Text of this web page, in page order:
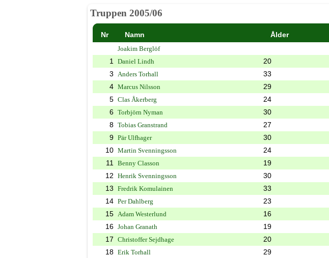
Truppen 2005/06
Nr Namn Ålder
Joakim Berglöf
1 Daniel Lindh 20
3
Anders Torhall 33
4 Marcus Nilsson 29
5 Clas Åkerberg 24
6 Torbjörn Nyman 30
8 Tobias Granstrand 27
9 Pär Ulfhager 30
10 Martin Svenningsson 24
11
Benny Classon 19
12 Henrik Svenningsson 30
13 Fredrik Komulainen 33
14 Per Dahlberg 23
15 Adam Westerlund 16
16 Johan Granath 19
17 Christoffer Sejdhage 20
18 Erik Torhall 29